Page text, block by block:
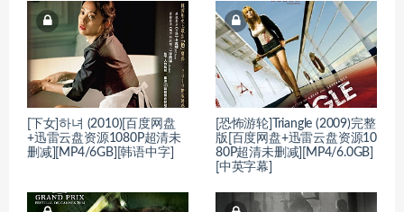
[下女]하녀 (2010)[百度网盘
+迅雷云盘资源1080P超清未
删减][MP4/6GB][韩语中字]
[恐怖游轮]Triangle (2009)完整
版[百度网盘+迅雷云盘资源10
80P超清未删减][MP4/6.0GB]
[中英字幕]